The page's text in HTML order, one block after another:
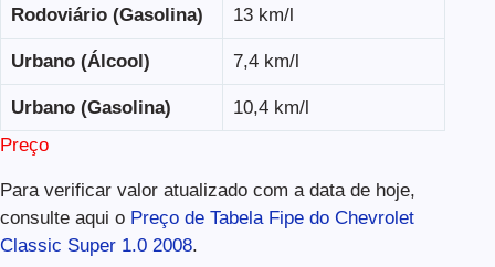
Rodoviário (Gasolina) 13 km/l
Urbano (Álcool) 7,4 km/l
Urbano (Gasolina)
10,4 km/l
Preço
Para verificar valor atualizado com a data de hoje,
consulte aqui o Preço de Tabela Fipe do Chevrolet
Classic Super 1.0 2008.